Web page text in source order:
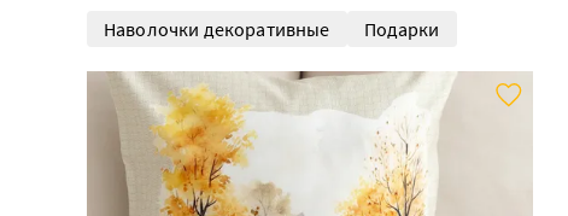
Наволочки декоративные Подарки